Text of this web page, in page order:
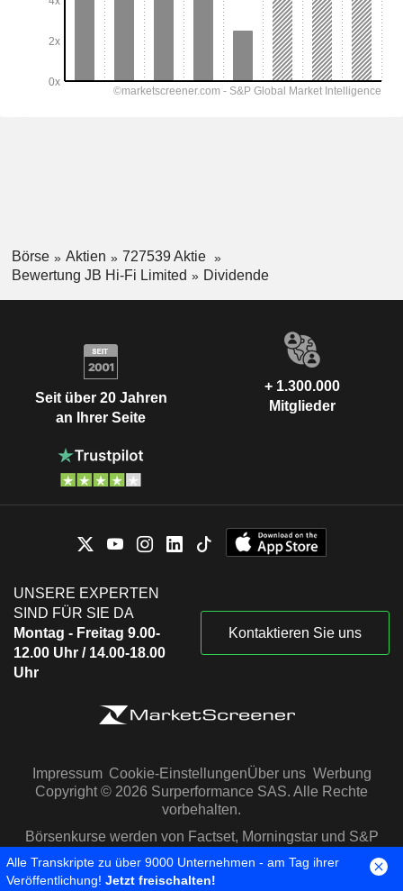
Börse Aktien
727539 Aktie
Bewertung JB Hi-Fi Limited
Dividende
Seit über 20 Jahren
an Ihrer Seite
+ 1.300.000
Mitglieder
UNSERE EXPERTEN
SIND FÜR SIE DA
Montag - Freitag 9.00-
12.00 Uhr / 14.00-18.00
Uhr
Kontaktieren Sie uns
Impressum Cookie-EinstellungenÜber uns Werbung
Copyright © 2026 Surperformance SAS. Alle Rechte
vorbehalten.
Börsenkurse werden von Factset, Morningstar und S&P
Capital IQ zur Verfügung gestellt
Alle Transkripte zu über 9000 Unternehmen - am Tag ihrer
Veröffentlichung! Jetzt freischalten!